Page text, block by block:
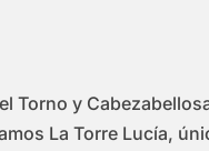
Torno y
La Torre Lucía,